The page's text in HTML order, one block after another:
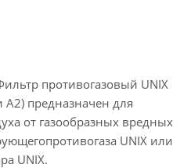
съемными
UNIX классов
с полнолицевыми
противогазовый UNIX
предназначен для
от газообразных вредных
UNIX или
UNIX.